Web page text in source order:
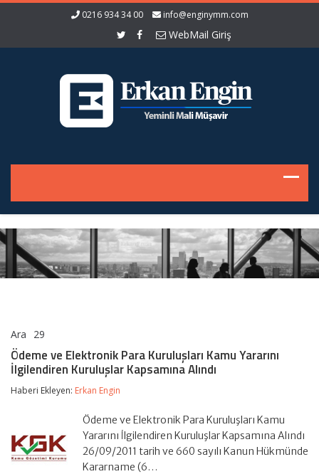
0216 934 34 00 info@enginymm.com
WebMail Giriş
Ara 29
Elektronik
Para
Kamu
İlgilendiren
Kuruluşlar
Kapsamına
Alındı
Ödeme ve Elektronik Para Kuruluşları Kamu Yararını
İlgilendiren Kuruluşlar Kapsamına Alındı
Haberi Ekleyen: Erkan Engin
Ödeme ve Elektronik Para Kuruluşları Kamu
Yararını İlgilendiren Kuruluşlar Kapsamına Alındı
26/09/2011 tarih ve 660 sayılı Kanun Hükmünde
Kararname (6…